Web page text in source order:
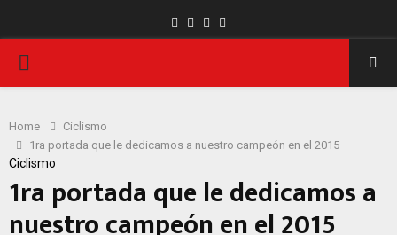
Facebook
TwitterInstagram
PRIMARY
Home
Ciclismo
1ra portada que le dedicamos a nuestro campeón en el 2015
Ciclismo
1ra portada que le dedicamos a
nuestro campeón en el 2015